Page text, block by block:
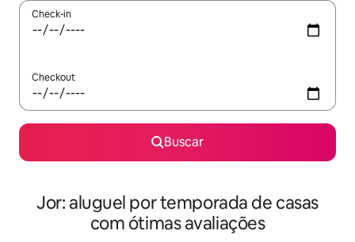
Check-in
Checkout
Buscar
Jor: aluguel por temporada de casas
com ótimas avaliações